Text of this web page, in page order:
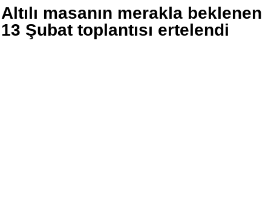
Altılı masanın merakla beklenen
13 Şubat toplantısı ertelendi